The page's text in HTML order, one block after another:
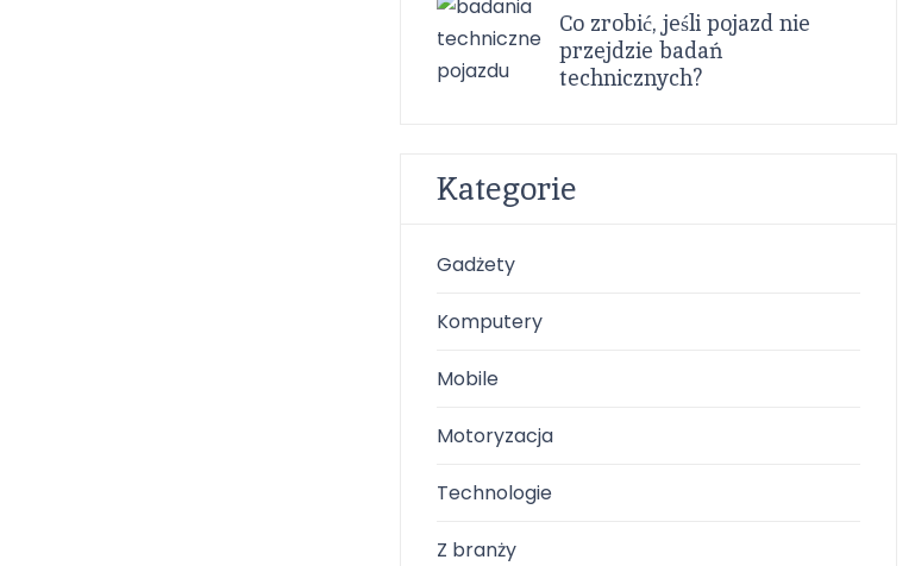
Co zrobić, jeśli pojazd nie
przejdzie badań
technicznych?
Kategorie
Gadżety
Komputery
Mobile
Motoryzacja
Technologie
Z branży